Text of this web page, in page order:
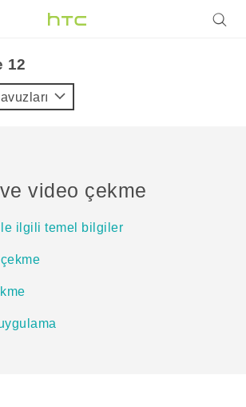
12‎
video çekme
ilgili temel bilgiler